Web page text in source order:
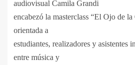
audiovisual Camila Grandi
encabezó la masterclass “El Ojo de la
orientada a
estudiantes, realizadores y asistentes
entre música y